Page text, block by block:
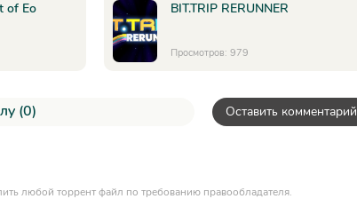
of Eo BIT.TRIP RERUNNER
Просмотров: 979
(0) Оставить комментарий
любой торрент файл по требованию правообладателя.